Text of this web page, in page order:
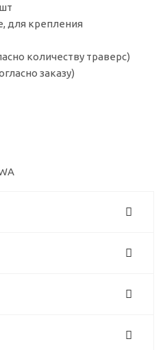
для крепления
количеству траверс)
заказу)